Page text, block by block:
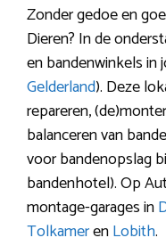
Zonder gedoe en
Dieren? In de
en bandenwinkels in
Gelderland). Deze
repareren,
balanceren van
voor bandenopslag
bandenhotel). Op
montage-garages in
TolkamerenLobith.